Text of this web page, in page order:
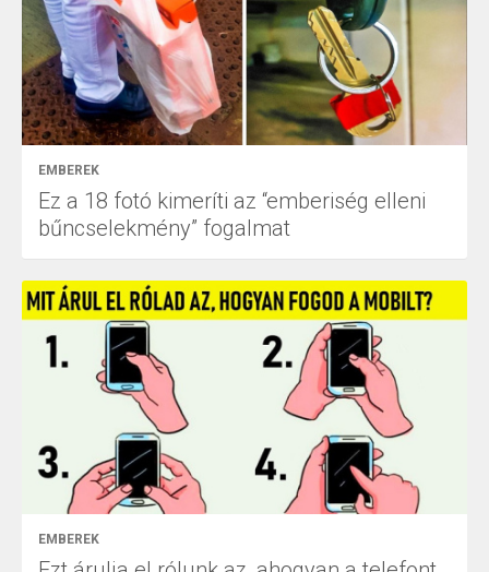
EMBEREK
Ez a 18 fotó kimeríti az “emberiség elleni
bűncselekmény” fogalmat
EMBEREK